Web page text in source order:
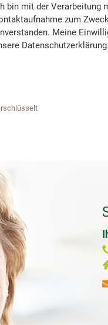
bin mit der Verarbeitung
zum
Meine
Datenschutzerklärung.